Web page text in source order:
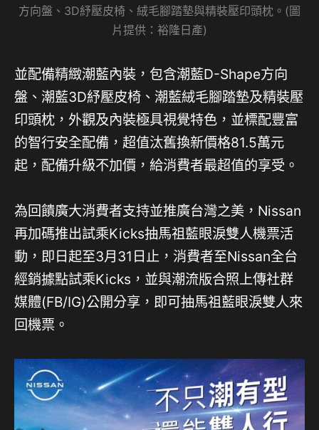
方向盤、3D紓壓皮椅、絨毛腳踏墊與精裝壓印頭枕。(圖
片提供：裕隆日產)
並配備精緻潮藍內裝，包含潮藍D-Shape方向
盤、潮藍3D紓壓皮椅、潮藍絨毛腳踏墊及精裝壓
印頭枕，外觀及內裝極具視覺特色，並標配豐富
的智行安全配備，超值汰舊換新價格81.5萬元
起，配備升級不加價，給消費者最超值的享受。
為回饋廣大消費者支持並推廣台灣之美，Nissan
再加碼推出試乘Kicks抽馬祖藍眼淚雙人機票活
動，即日起至3月31日止，消費者至Nissan全台
經銷據點試乘Kicks，並與潮流版合照上傳社群
媒體(FB/IG)公開分享，即可抽馬祖藍眼淚雙人來
回機票。